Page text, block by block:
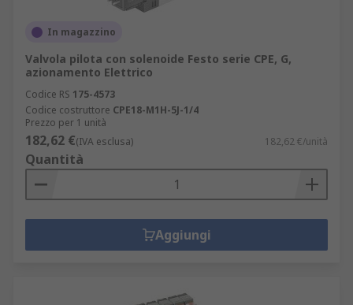
In magazzino
Valvola pilota con solenoide Festo serie CPE, G,
azionamento Elettrico
Codice RS 175-4573
Codice costruttore CPE18-M1H-5J-1/4
Prezzo per 1 unità
182,62 €(IVA esclusa) 182,62 €/unità
Quantità
Aggiungi